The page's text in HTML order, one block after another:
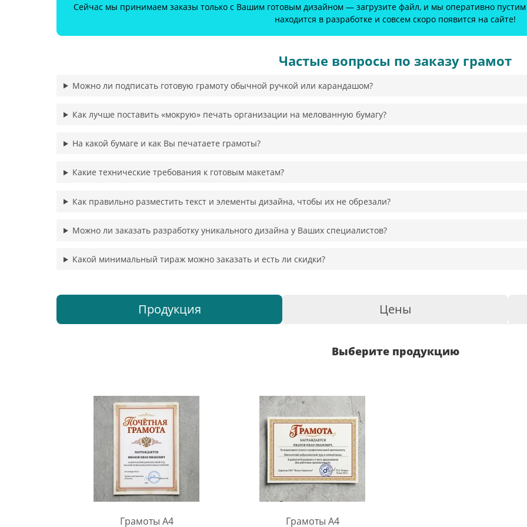
Сейчас мы принимаем заказы только с Вашим готовым дизайном — загрузите файл, и мы оперативно
находится в разработке и совсем скоро появится на сайте!
Частые вопросы по заказу грамот
Можно ли подписать готовую грамоту обычной ручкой или карандашом?
Как лучше поставить «мокрую» печать организации на мелованную бумагу?
На какой бумаге и как Вы печатаете грамоты?
Какие технические требования к готовым макетам?
Как правильно разместить текст и элементы дизайна, чтобы их не обрезали?
Можно ли заказать разработку уникального дизайна у Ваших специалистов?
Какой минимальный тираж можно заказать и есть ли скидки?
Продукция Цены
Выберите продукцию
Грамоты A4 Грамоты A4